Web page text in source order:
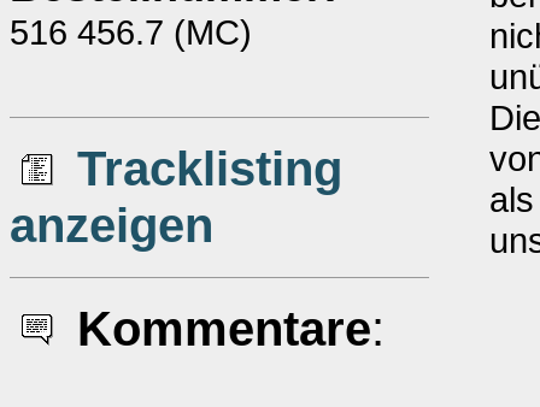
516 456.7 (MC)
Tracklisting
anzeigen
Kommentare: